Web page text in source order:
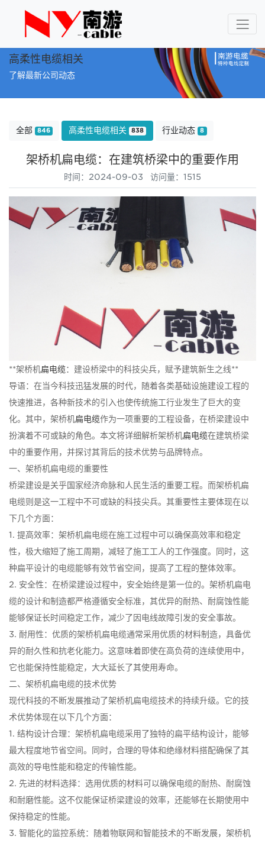
高柔性电缆相关
了解最新公司动态
全部 846 高柔性电缆相关 838 行业动态 8
架桥机扁电缆：在建筑桥梁中的重要作用
时间：2024-09-03 访问量：1515
**架桥机扁电缆：建设桥梁中的科技尖兵，赋予建筑新生之线**
导语：在当今科技迅猛发展的时代，随着各类基础设施建设工程的
快速推进，各种新技术的引入也使传统施工行业发生了巨大的变
化。其中，架桥机扁电缆作为一项重要的工程设备，在桥梁建设中
扮演着不可或缺的角色。本文将详细解析架桥机扁电缆在建筑桥梁
中的重要作用，并探讨其背后的技术优势与品牌特点。
一、架桥机扁电缆的重要性
桥梁建设是关乎国家经济命脉和人民生活的重要工程。而架桥机扁
电缆则是这一工程中不可或缺的科技尖兵。其重要性主要体现在以
下几个方面：
1. 提高效率：架桥机扁电缆在施工过程中可以确保高效率和稳定
性，极大缩短了施工周期，减轻了施工工人的工作强度。同时，这
种扁平设计的电缆能够有效节省空间，提高了工程的整体效率。
2. 安全性：在桥梁建设过程中，安全始终是第一位的。架桥机扁电
缆的设计和制造都严格遵循安全标准，其优异的耐热、耐腐蚀性能
能够保证长时间稳定工作，减少了因电线故障引发的安全事故。
3. 耐用性：优质的架桥机扁电缆通常采用优质的材料制造，具备优
异的耐久性和抗老化能力。这意味着即使在高负荷的连续使用中，
它也能保持性能稳定，大大延长了其使用寿命。
二、架桥机扁电缆的技术优势
现代科技的不断发展推动了架桥机扁电缆技术的持续升级。它的技
术优势体现在以下几个方面：
1. 结构设计合理：架桥机扁电缆采用了独特的扁平结构设计，能够
最大程度地节省空间。同时，合理的导体和绝缘材料搭配确保了其
高效的导电性能和稳定的传输性能。
2. 先进的材料选择：选用优质的材料可以确保电缆的耐热、耐腐蚀
和耐磨性能。这不仅能保证桥梁建设的效率，还能够在长期使用中
保持稳定的性能。
3. 智能化的监控系统：随着物联网和智能技术的不断发展，架桥机